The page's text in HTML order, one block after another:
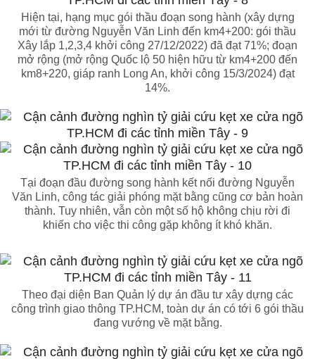
Hiện tại, hạng mục gói thầu đoạn song hành (xây dựng
mới từ đường Nguyễn Văn Linh đến km4+200: gói thầu
Xây lắp 1,2,3,4 khởi công 27/12/2022) đã đạt 71%; đoạn
mở rộng (mở rộng Quốc lộ 50 hiện hữu từ km4+200 đến
km8+220, giáp ranh Long An, khởi công 15/3/2024) đạt
14%.
Tại đoạn đầu đường song hành kết nối đường Nguyễn
Văn Linh, công tác giải phóng mặt bằng cũng cơ bản hoàn
thành. Tuy nhiên, vẫn còn một số hộ không chịu rời đi
khiến cho việc thi công gặp không ít khó khăn.
Theo đại diện Ban Quản lý dự án đầu tư xây dựng các
công trình giao thông TP.HCM, toàn dự án có tới 6 gói thầu
đang vướng về mặt bằng.